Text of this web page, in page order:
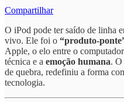
Compartilhar
O iPod pode ter saído de linha
vivo. Ele foi o “produto-
Apple, o elo entre o
técnica e a emoção humana. O
de quebra, redefiniu a forma
tecnologia.